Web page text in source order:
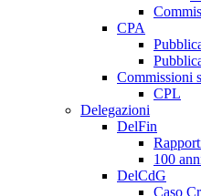
CPA
Commissioni
CPL
Delegazioni
DelFin
100
DelCdG
Caso